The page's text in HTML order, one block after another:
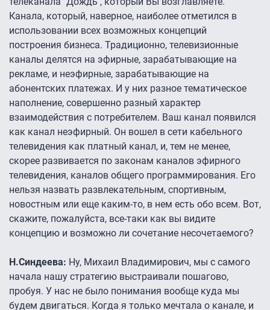
Канала, который, наверное, наиболее отметился в
использовании всех возможных концепций
построения бизнеса. Традиционно, телевизионные
каналы делятся на эфирные, зарабатывающие на
рекламе, и неэфирные, зарабатывающие на
абонентских платежах. И у них разное тематическое
наполнение, совершенно разный характер
взаимодействия с потребителем. Ваш канал появился
как канал неэфирный. Он вошел в сети кабельного
телевидения как платный канал, и, тем не менее,
скорее развивается по законам каналов эфирного
телевидения, каналов общего программирования. Его
нельзя назвать развлекательным, спортивным,
новостным или еще каким-то, в нем есть обо всем. Вот,
скажите, пожалуйста, все-таки как вы видите
концепцию и возможно ли сочетание несочетаемого?
Н.Синдеева: Ну, Михаил Владимирович, мы с самого
начала нашу стратегию выстраивали пошагово,
пробуя. У нас не было понимания вообще куда мы
будем двигаться. Когда я только мечтала о канале, и